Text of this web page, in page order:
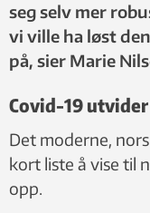
seg selv mer
vi ville ha løst
på, sier Marie
Covid-19
Det moderne,
kort liste å vise til
opp.